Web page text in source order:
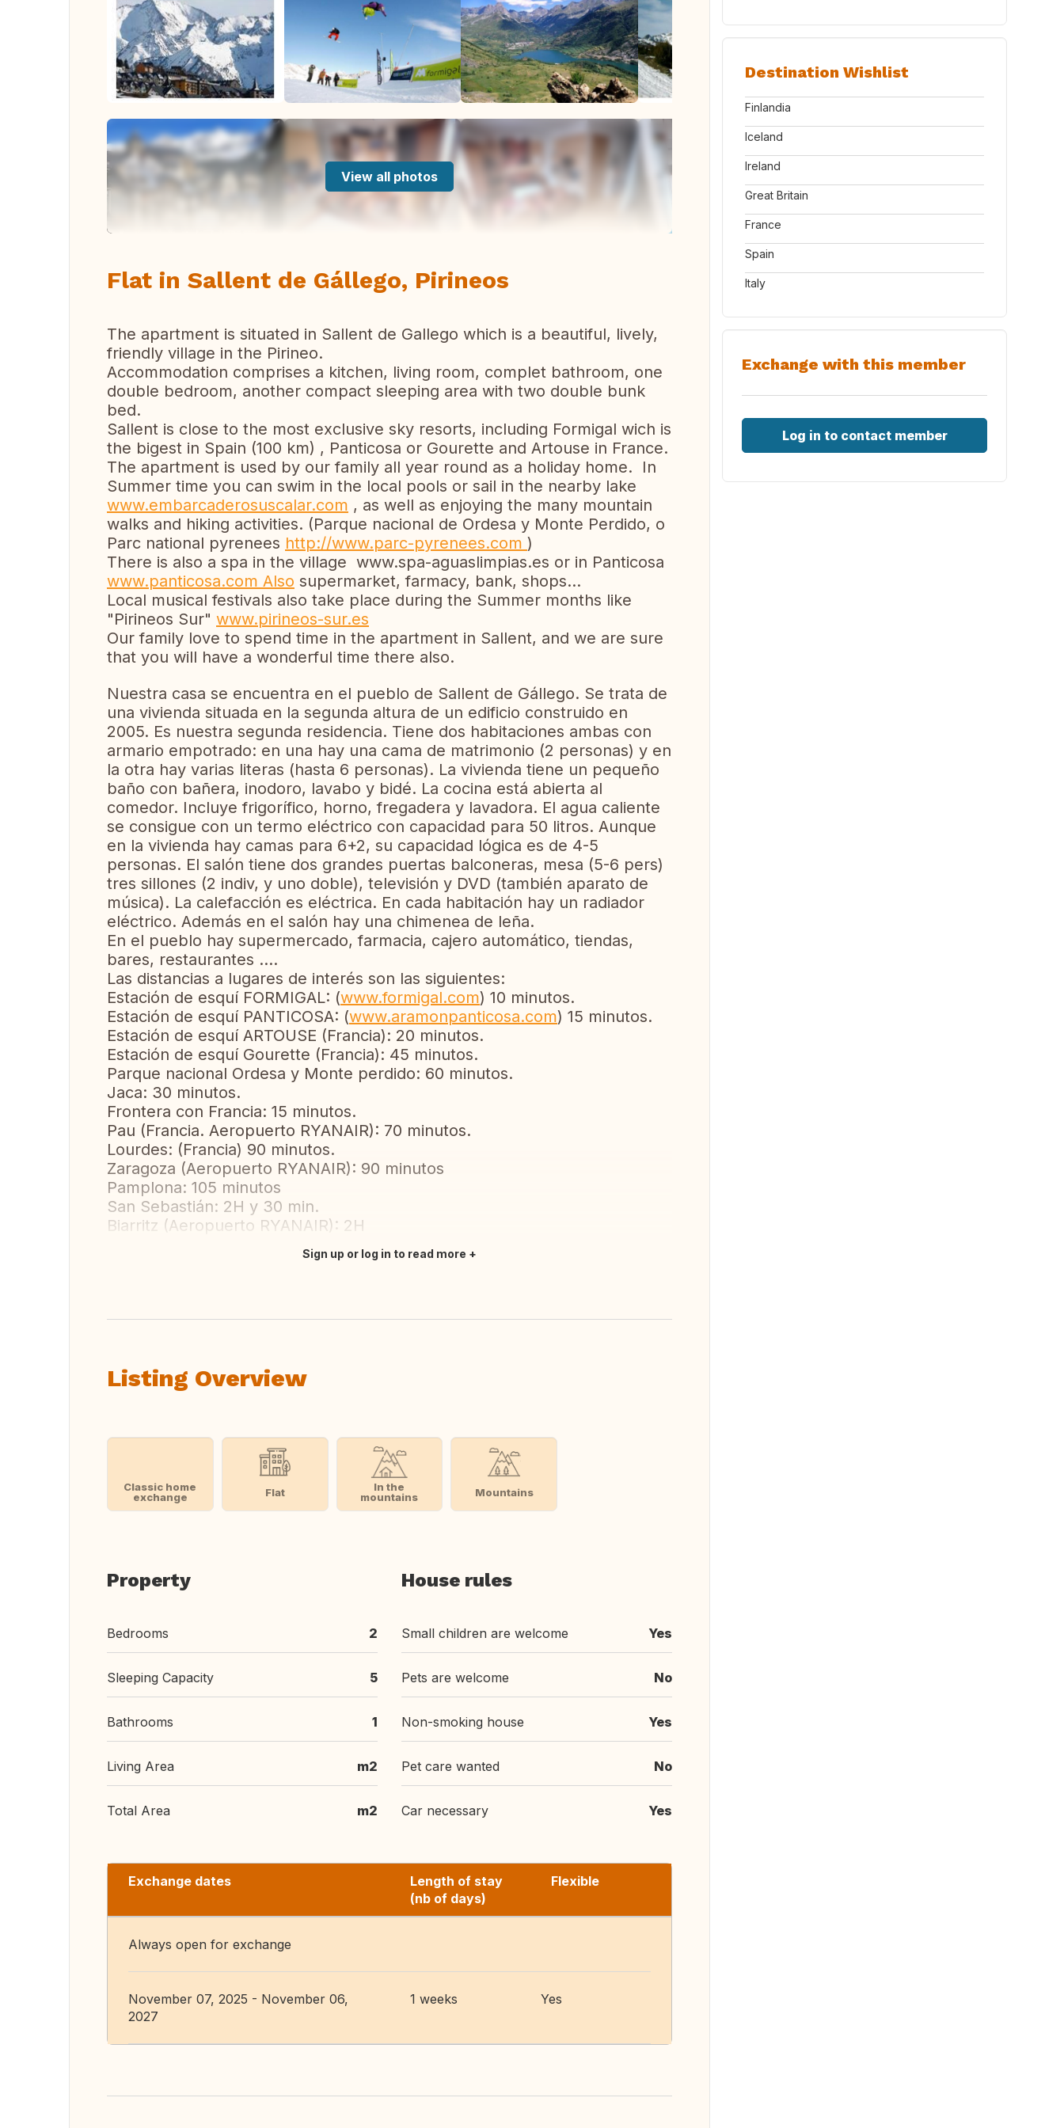
View all photos
Flat in Sallent de Gállego, Pirineos
The apartment is situated in Sallent de Gallego which is a beautiful, lively,
friendly village in the Pirineo.
Accommodation comprises a kitchen, living room, complet bathroom, one
double bedroom, another compact sleeping area with two double bunk
bed.
Sallent is close to the most exclusive sky resorts, including Formigal wich is
the bigest in Spain (100 km) , Panticosa or Gourette and Artouse in France.
The apartment is used by our family all year round as a holiday home. In
Summer time you can swim in the local pools or sail in the nearby lake
www.embarcaderosuscalar.com , as well as enjoying the many mountain
walks and hiking activities. (Parque nacional de Ordesa y Monte Perdido, o
Parc national pyrenees http://www.parc-pyrenees.com )
There is also a spa in the village www.spa-aguaslimpias.es or in Panticosa
www.panticosa.com Also supermarket, farmacy, bank, shops...
Local musical festivals also take place during the Summer months like
"Pirineos Sur" www.pirineos-sur.es
Our family love to spend time in the apartment in Sallent, and we are sure
that you will have a wonderful time there also.
Nuestra casa se encuentra en el pueblo de Sallent de Gállego. Se trata de
una vivienda situada en la segunda altura de un edificio construido en
2005. Es nuestra segunda residencia. Tiene dos habitaciones ambas con
armario empotrado: en una hay una cama de matrimonio (2 personas) y en
la otra hay varias literas (hasta 6 personas). La vivienda tiene un pequeño
baño con bañera, inodoro, lavabo y bidé. La cocina está abierta al
comedor. Incluye frigorífico, horno, fregadera y lavadora. El agua caliente
se consigue con un termo eléctrico con capacidad para 50 litros. Aunque
en la vivienda hay camas para 6+2, su capacidad lógica es de 4-5
personas. El salón tiene dos grandes puertas balconeras, mesa (5-6 pers)
tres sillones (2 indiv, y uno doble), televisión y DVD (también aparato de
música). La calefacción es eléctrica. En cada habitación hay un radiador
eléctrico. Además en el salón hay una chimenea de leña.
En el pueblo hay supermercado, farmacia, cajero automático, tiendas,
bares, restaurantes ....
Las distancias a lugares de interés son las siguientes:
Estación de esquí FORMIGAL: (www.formigal.com) 10 minutos.
Estación de esquí PANTICOSA: (www.aramonpanticosa.com) 15 minutos.
Estación de esquí ARTOUSE (Francia): 20 minutos.
Estación de esquí Gourette (Francia): 45 minutos.
Parque nacional Ordesa y Monte perdido: 60 minutos.
Jaca: 30 minutos.
Frontera con Francia: 15 minutos.
Pau (Francia. Aeropuerto RYANAIR): 70 minutos.
Lourdes: (Francia) 90 minutos.
Zaragoza (Aeropuerto RYANAIR): 90 minutos
Pamplona: 105 minutos
San Sebastián: 2H y 30 min.
Biarritz (Aeropuerto RYANAIR): 2H
Sign up or log in to read more
Listing Overview
Classic home
exchange
Flat
In the
mountains
Mountains
Property
Bedrooms 2
Sleeping Capacity 5
Bathrooms 1
Living Area m2
Total Area m2
House rules
Small children are welcome Yes
Pets are welcome No
Non-smoking house Yes
Pet care wanted No
Car necessary Yes
Exchange dates
Length of stay
(nb of days)
Flexible
Always open for exchange
November 07, 2025 - November 06,
2027
1 weeks Yes
Destination Wishlist
Finlandia
Iceland
Ireland
Great Britain
France
Spain
Italy
Exchange with this member
Log in to contact member